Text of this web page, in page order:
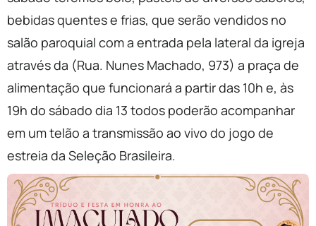
bebidas quentes e frias, que serão vendidos no
salão paroquial com a entrada pela lateral da igreja
através da (Rua. Nunes Machado, 973) a praça de
alimentação que funcionará a partir das 10h e, às
19h do sábado dia 13 todos poderão acompanhar
em um telão a transmissão ao vivo do jogo de
estreia da Seleção Brasileira.